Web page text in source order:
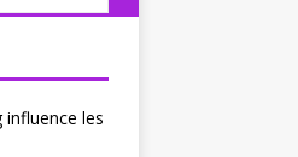
influence les